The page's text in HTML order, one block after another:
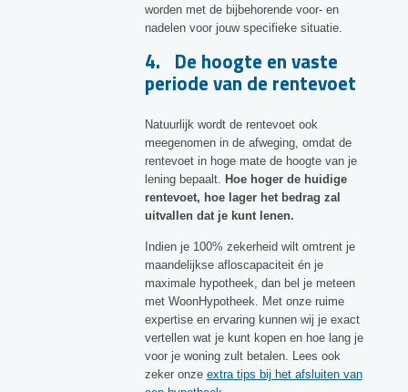
worden met de bijbehorende voor- en
nadelen voor jouw specifieke situatie.
4. De hoogte en vaste
periode van de rentevoet
Natuurlijk wordt de rentevoet ook
meegenomen in de afweging, omdat de
rentevoet in hoge mate de hoogte van je
lening bepaalt. Hoe hoger de huidige
rentevoet, hoe lager het bedrag zal
uitvallen dat je kunt lenen.
Indien je 100% zekerheid wilt omtrent je
maandelijkse afloscapaciteit én je
maximale hypotheek, dan bel je meteen
met WoonHypotheek. Met onze ruime
expertise en ervaring kunnen wij je exact
vertellen wat je kunt kopen en hoe lang je
voor je woning zult betalen. Lees ook
zeker onze extra tips bij het afsluiten van